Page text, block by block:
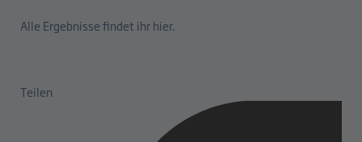
Alle Ergebnisse findet ihrhier.
Teilen